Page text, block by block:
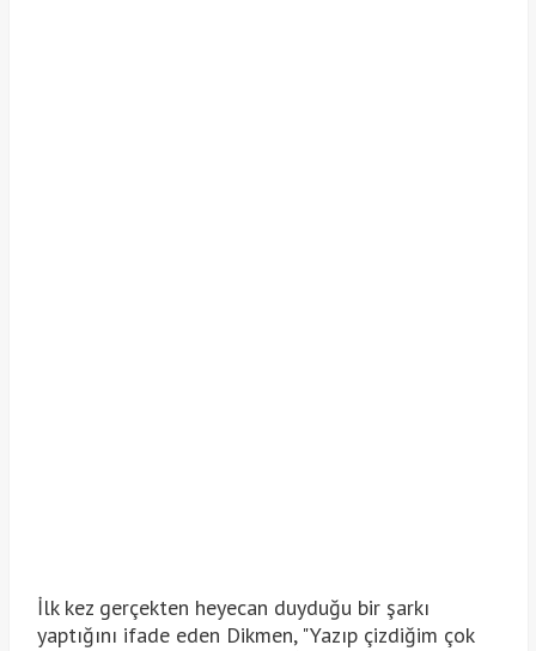
İlk kez gerçekten heyecan duyduğu bir şarkı
yaptığını ifade eden Dikmen, "Yazıp çizdiğim çok